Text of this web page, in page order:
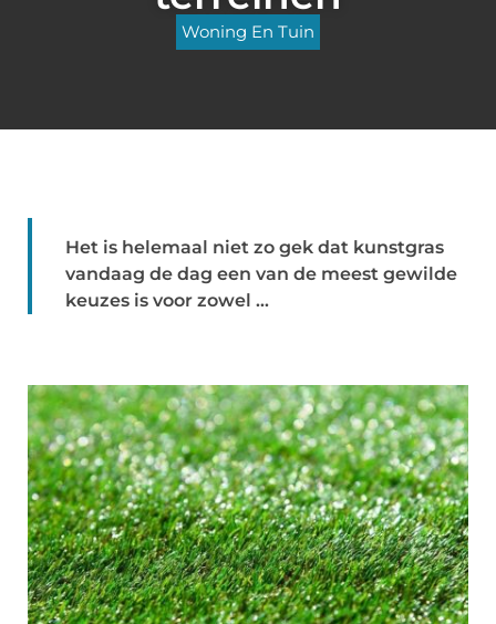
Woning En Tuin
Het is helemaal niet zo gek dat kunstgras
vandaag de dag een van de meest gewilde
keuzes is voor zowel ...